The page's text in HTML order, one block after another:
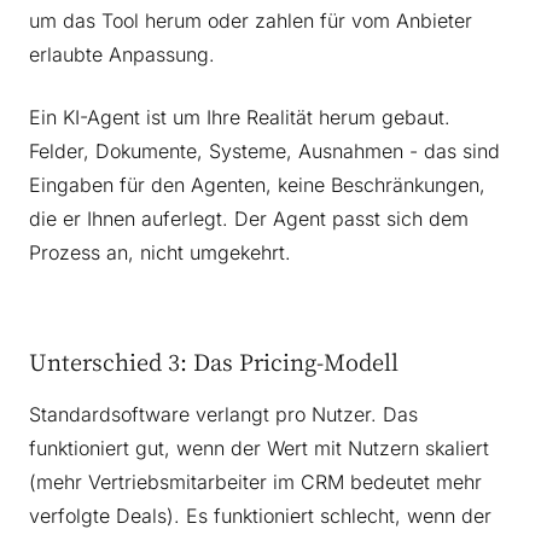
um das Tool herum oder zahlen für vom Anbieter
erlaubte Anpassung.
Ein KI-Agent ist um Ihre Realität herum gebaut.
Felder, Dokumente, Systeme, Ausnahmen - das sind
Eingaben für den Agenten, keine Beschränkungen,
die er Ihnen auferlegt. Der Agent passt sich dem
Prozess an, nicht umgekehrt.
Unterschied 3: Das Pricing-Modell
Standardsoftware verlangt pro Nutzer. Das
funktioniert gut, wenn der Wert mit Nutzern skaliert
(mehr Vertriebsmitarbeiter im CRM bedeutet mehr
verfolgte Deals). Es funktioniert schlecht, wenn der